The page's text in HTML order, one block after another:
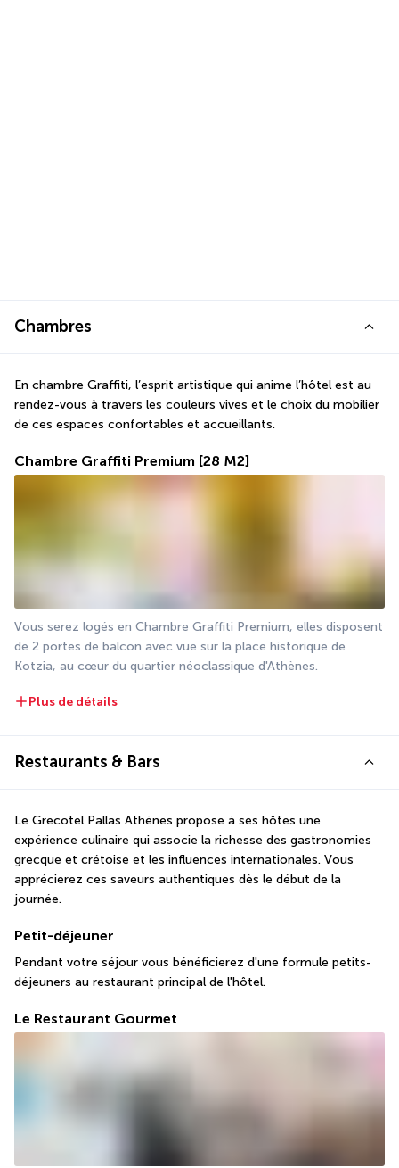
Chambres
En chambre Graffiti, l’esprit artistique qui anime l’hôtel est au
rendez-vous à travers les couleurs vives et le choix du mobilier
de ces espaces confortables et accueillants.
Chambre Graffiti Premium [28 M2]
Vous serez logés en Chambre Graffiti Premium, elles disposent
de 2 portes de balcon avec vue sur la place historique de
Kotzia, au cœur du quartier néoclassique d'Athènes.
Plus de détails
Restaurants & Bars
Le Grecotel Pallas Athènes propose à ses hôtes une
expérience culinaire qui associe la richesse des gastronomies
grecque et crétoise et les influences internationales. Vous
apprécierez ces saveurs authentiques dès le début de la
journée.
Petit-déjeuner
Pendant votre séjour vous bénéficierez d'une formule petits-
déjeuners au restaurant principal de l'hôtel.
Le Restaurant Gourmet